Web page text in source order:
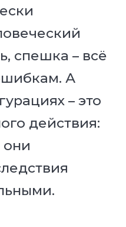
спешка – всё
А
– это
действия:
они